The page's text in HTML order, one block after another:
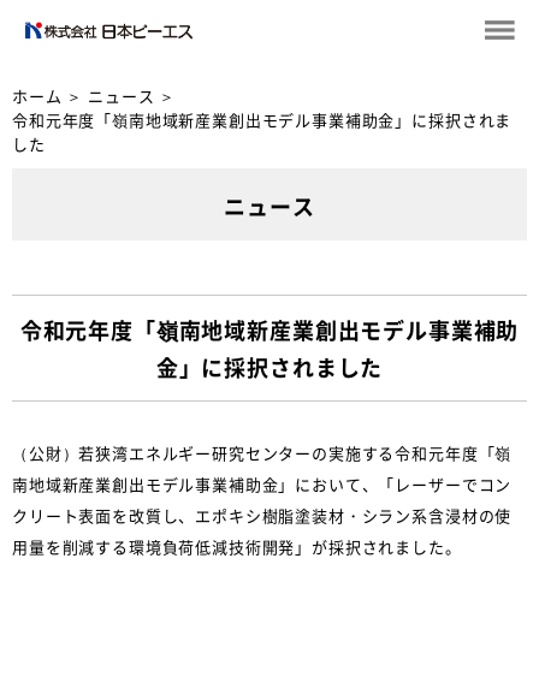
ホーム ＞ ニュース ＞
令和元年度「嶺南地域新産業創出モデル事業補助金」に採択されま
した
ニュース
令和元年度「嶺南地域新産業創出モデル事業補助
金」に採択されました
（公財）若狭湾エネルギー研究センターの実施する令和元年度「嶺
南地域新産業創出モデル事業補助金」において、「レーザーでコン
クリート表面を改質し、エポキシ樹脂塗装材・シラン系含浸材の使
用量を削減する環境負荷低減技術開発」が採択されました。